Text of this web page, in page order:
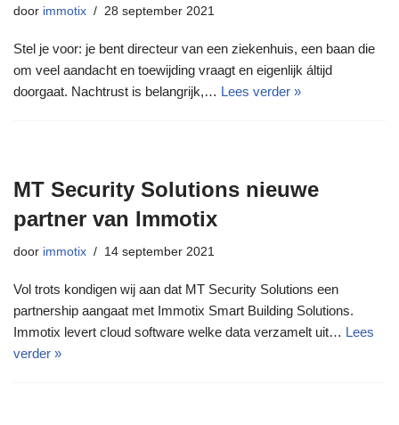
door immotix 28 september 2021
Stel je voor: je bent directeur van een ziekenhuis, een baan die
om veel aandacht en toewijding vraagt en eigenlijk áltijd
doorgaat. Nachtrust is belangrijk,… Lees verder »
MT Security Solutions nieuwe
partner van Immotix
door immotix 14 september 2021
Vol trots kondigen wij aan dat MT Security Solutions een
partnership aangaat met Immotix Smart Building Solutions.
Immotix levert cloud software welke data verzamelt uit… Lees
verder »